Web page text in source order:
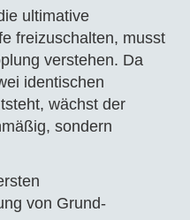
ultimative
freizuschalten, musst
verstehen. Da
identischen
wächst der
sondern